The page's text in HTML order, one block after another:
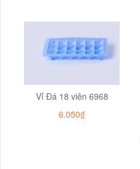
Vỉ Đá 18 viên 6968
6.050₫